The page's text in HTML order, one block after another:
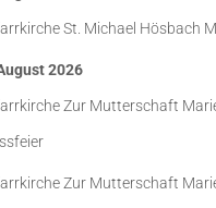
St. Michael Hösbach
2026
Zur Mutterschaft
Zur Mutterschaft